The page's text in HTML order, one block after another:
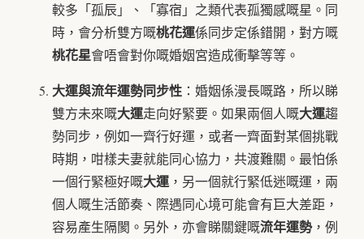
較多「孤辰」、「寡宿」之類代表孤獨感嘅星。同
時，會分析雙方嘅桃花運係同步定係錯開，對方嘅
桃花星會唔會對你嘅婚姻宮造成衝擊等等。
大運與流年運勢同步性 ：婚姻係漫長嘅路，所以睇
雙方未來嘅大運走向好緊要。如果兩個人嘅大運趨
勢同步，例如一齊行好運，或者一齊面對某個挑戰
時期，咁樣夫妻就能同心協力，共渡難關。最怕係
一個行緊極好嘅大運 ，另一個就行緊低迷嘅運，兩
個人嘅生活節奏、際遇同心境可能會有巨大差距，
容易產生隔閡。另外，亦會睇關鍵嘅流年運勢，例